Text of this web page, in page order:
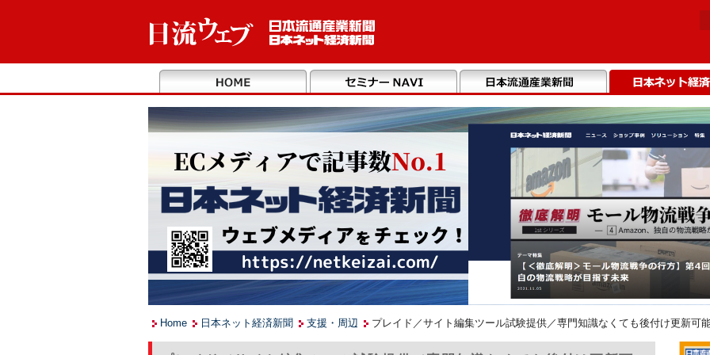
Home 日本ネット経済新聞 支援・周辺 プレイド／サイト編集ツール試験提供／専門知識なくても後付け更新可